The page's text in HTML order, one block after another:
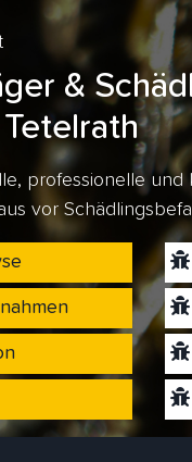
&
professionelle
vor